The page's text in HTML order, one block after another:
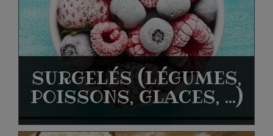
SURGELÉS (LÉGUMES,
POISSONS, GLACES, ...)